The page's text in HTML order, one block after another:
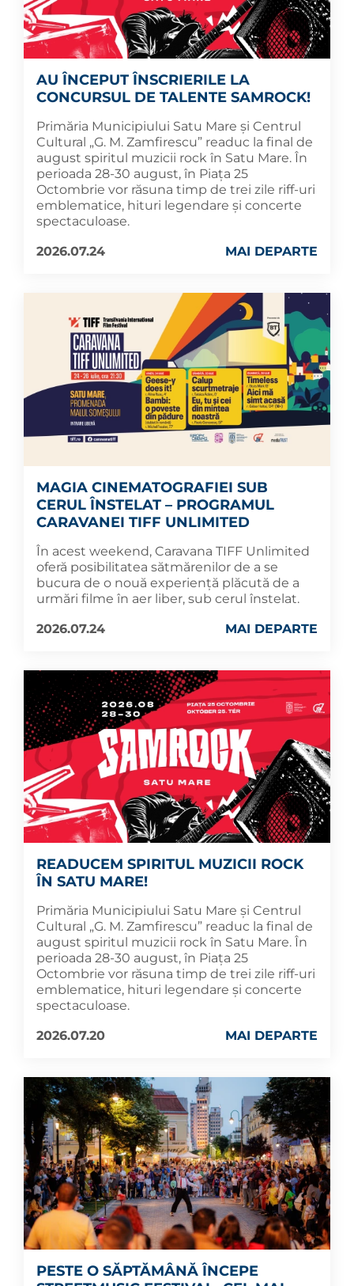
AU ÎNCEPUT ÎNSCRIERILE LA
CONCURSUL DE TALENTE SAMROCK!
Primăria Municipiului Satu Mare și Centrul
Cultural „G. M. Zamfirescu” readuc la final de
august spiritul muzicii rock în Satu Mare. În
perioada 28-30 august, în Piața 25
Octombrie vor răsuna timp de trei zile riff-uri
emblematice, hituri legendare și concerte
spectaculoase.
2026.07.24
MAI DEPARTE
MAGIA CINEMATOGRAFIEI SUB
CERUL ÎNSTELAT – PROGRAMUL
CARAVANEI TIFF UNLIMITED
În acest weekend, Caravana TIFF Unlimited
oferă posibilitatea sătmărenilor de a se
bucura de o nouă experiență plăcută de a
urmări filme în aer liber, sub cerul înstelat.
2026.07.24
MAI DEPARTE
READUCEM SPIRITUL MUZICII ROCK
ÎN SATU MARE!
Primăria Municipiului Satu Mare și Centrul
Cultural „G. M. Zamfirescu” readuc la final de
august spiritul muzicii rock în Satu Mare. În
perioada 28-30 august, în Piața 25
Octombrie vor răsuna timp de trei zile riff-uri
emblematice, hituri legendare și concerte
spectaculoase.
2026.07.20
MAI DEPARTE
PESTE O SĂPTĂMÂNĂ ÎNCEPE